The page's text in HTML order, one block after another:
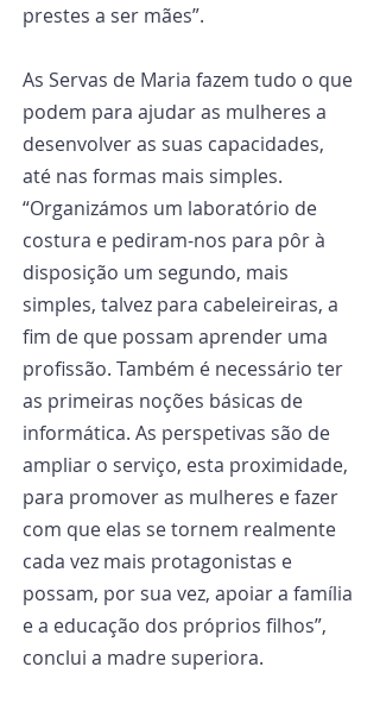
prestes a ser mães”.
As Servas de Maria fazem tudo o que
podem para ajudar as mulheres a
desenvolver as suas capacidades,
até nas formas mais simples.
“Organizámos um laboratório de
costura e pediram-nos para pôr à
disposição um segundo, mais
simples, talvez para cabeleireiras, a
fim de que possam aprender uma
profissão. Também é necessário ter
as primeiras noções básicas de
informática. As perspetivas são de
ampliar o serviço, esta proximidade,
para promover as mulheres e fazer
com que elas se tornem realmente
cada vez mais protagonistas e
possam, por sua vez, apoiar a família
e a educação dos próprios filhos”,
conclui a madre superiora.